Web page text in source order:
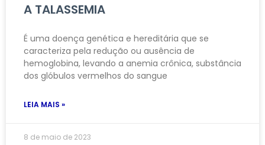
A TALASSEMIA
É uma doença genética e hereditária que se
caracteriza pela redução ou ausência de
hemoglobina, levando a anemia crônica, substância
dos glóbulos vermelhos do sangue
LEIA MAIS »
8 de maio de 2023